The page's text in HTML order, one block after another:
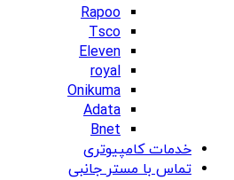
Rapoo
Tsco
Eleven
royal
Onikuma
Adata
Bnet
خدمات کامپیوتری
تماس با مستر جانبی